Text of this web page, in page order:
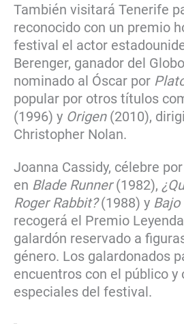
También visitará Tenerife
reconocido con un premio
festival el actor
Berenger, ganador del
nominado al Óscar por
popular por otros títulos
(1996) y Origen(2010),
Christopher Nolan.
Joanna Cassidy, célebre
en Blade Runner(1982),
Roger Rabbit?(1988) y
recogerá el Premio
galardón reservado a
género. Los galardonados
encuentros con el público
especiales del festival.